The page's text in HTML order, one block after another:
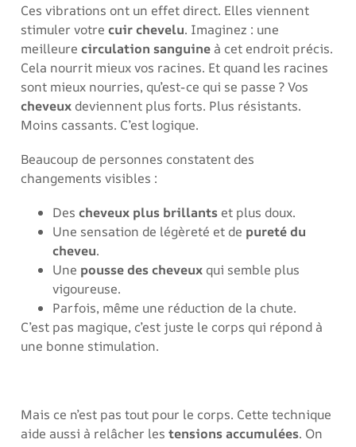
Ces vibrations ont un effet direct. Elles viennent
stimuler votre cuir chevelu. Imaginez : une
meilleure circulation sanguine à cet endroit précis.
Cela nourrit mieux vos racines. Et quand les racines
sont mieux nourries, qu’est-ce qui se passe ? Vos
cheveux deviennent plus forts. Plus résistants.
Moins cassants. C’est logique.
Beaucoup de personnes constatent des
changements visibles :
Des cheveux plus brillants et plus doux.
Une sensation de légèreté et de pureté du
cheveu.
Une pousse des cheveux qui semble plus
vigoureuse.
Parfois, même une réduction de la chute.
C’est pas magique, c’est juste le corps qui répond à
une bonne stimulation.
Mais ce n’est pas tout pour le corps. Cette technique
aide aussi à relâcher les tensions accumulées. On